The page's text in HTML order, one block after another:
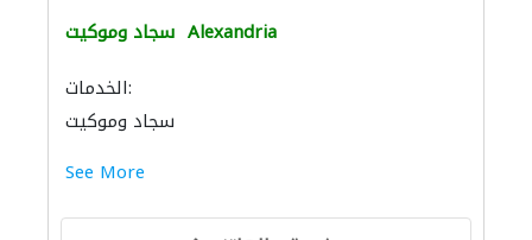
سجاد وموكيت Alexandria
الخدمات:
سجاد وموكيت
See More